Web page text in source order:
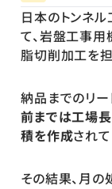
日本のトンネ
て、岩盤工事
脂切削加工を担
納品までのリー
前までは工場
積を作成され
その結果、月